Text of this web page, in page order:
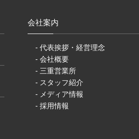
会社案内
- 代表挨拶・経営理念
- 会社概要
- 三重営業所
- スタッフ紹介
- メディア情報
- 採用情報